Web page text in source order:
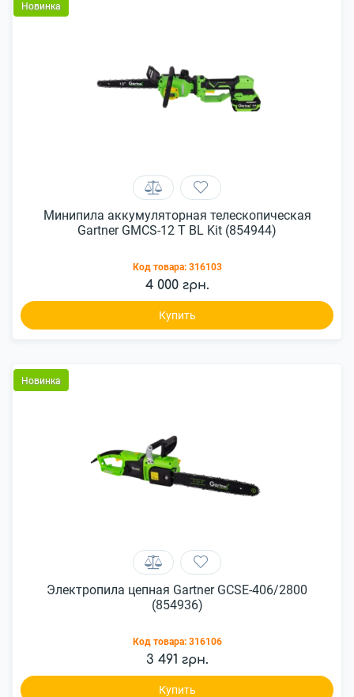
Новинка
Минипила аккумуляторная телескопическая
Gartner GMCS-12 T BL Kit (854944)
Код товара: 316103
4 000 грн.
Купить
Новинка
Электропила цепная Gartner GCSE-406/2800
(854936)
Код товара: 316106
3 491 грн.
Купить